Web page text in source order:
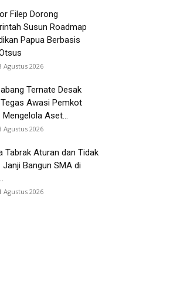
Filep Dorong
Susun Roadmap
Papua Berbasis
Agustus 2026
Ternate Desak
Tegas Awasi Pemkot
Mengelola Aset...
Agustus 2026
Tabrak Aturan dan Tidak
Janji Bangun SMA di
Agustus 2026